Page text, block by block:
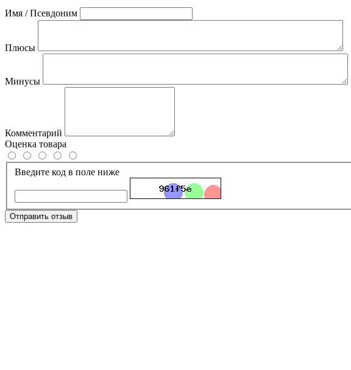
Имя / Псевдоним
Плюсы
Минусы
Комментарий
Оценка товара
Введите код в поле ниже
Отправить отзыв